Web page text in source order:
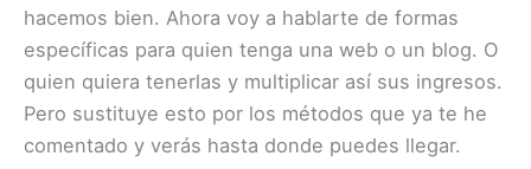
hacemos bien. Ahora voy a hablarte de formas
específicas para quien tenga una web o un blog. O
quien quiera tenerlas y multiplicar así sus ingresos.
Pero sustituye esto por los métodos que ya te he
comentado y verás hasta donde puedes llegar.